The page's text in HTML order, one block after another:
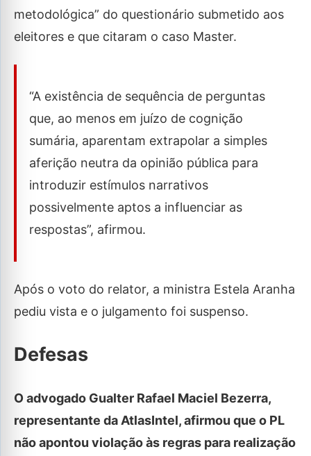
metodológica” do questionário submetido aos
eleitores e que citaram o caso Master.
“A existência de sequência de perguntas
que, ao menos em juízo de cognição
sumária, aparentam extrapolar a simples
aferição neutra da opinião pública para
introduzir estímulos narrativos
possivelmente aptos a influenciar as
respostas”, afirmou.
Após o voto do relator, a ministra Estela Aranha
pediu vista e o julgamento foi suspenso.
Defesas
O advogado Gualter Rafael Maciel Bezerra,
representante da AtlasIntel, afirmou que o PL
não apontou violação às regras para realização